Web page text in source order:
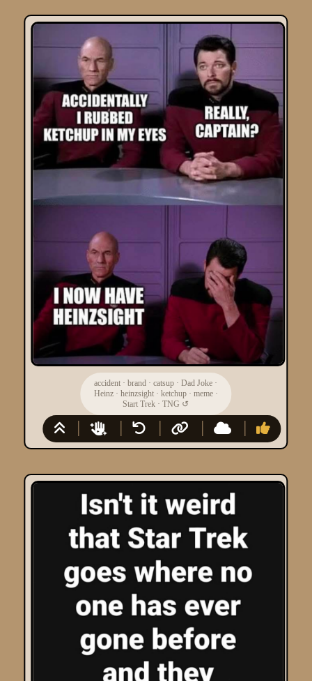
accident ·brand ·catsup ·Dad Joke ·
Heinz· heinzsight· ketchup· meme·
Start Trek ·TNG ↺